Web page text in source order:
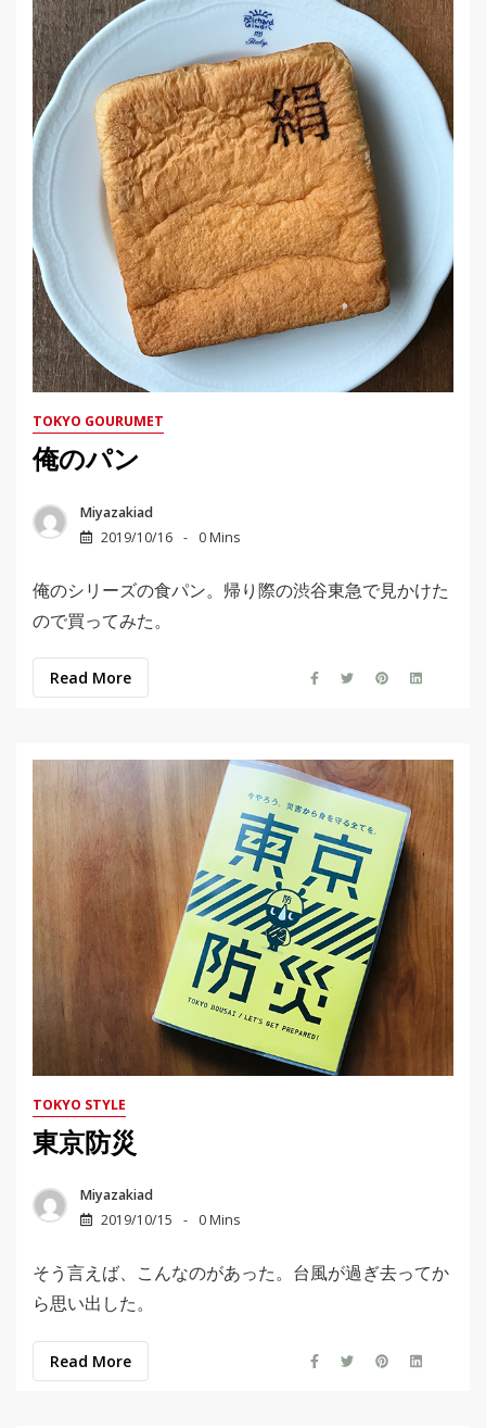
TOKYO GOURUMET
俺のパン
Miyazakiad
2019/10/16
0 Mins
俺のシリーズの食パン。帰り際の渋谷東急で見かけた
ので買ってみた。
Read More
TOKYO STYLE
東京防災
Miyazakiad
2019/10/15
0 Mins
そう言えば、こんなのがあった。台風が過ぎ去ってか
ら思い出した。
Read More